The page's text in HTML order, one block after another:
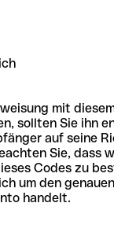
mit
sollten Sie ihn
auf seine
Sie, dass
Codes zu
um den
handelt.